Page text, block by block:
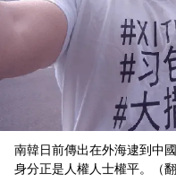
南韓日前傳出在外海逮到中
身分正是人權人士權平。（翻